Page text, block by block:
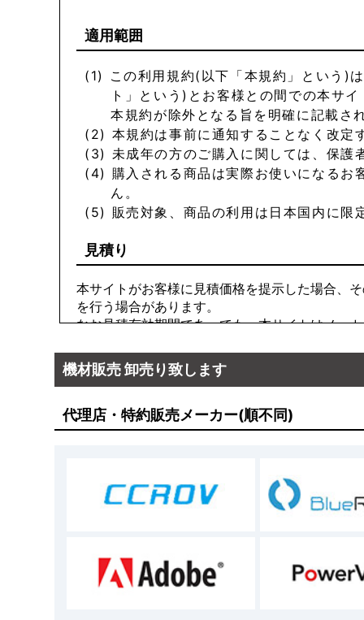
適用範囲
この利用規約(以下「本規約」という)
ト」という)とお客様との間での本サ
本規約が除外となる旨を明確に記載さ
本規約は事前に通知することなく改定
未成年の方のご購入に関しては、保護
購入される商品は実際お使いになるお
ん。
販売対象、商品の利用は日本国内に限
見積り
本サイトがお客様に見積価格を提示した場合、
を行う場合があります。
なお見積有効期間であっても、本サイトはメー
契約の成立
お客様は本サイト所定の注文方法にて
しても、本サイトはその如何なる責
ご注文された商品に関して、メーカー
売買契約成立後であっても、次の各号の場合
トはその如何なる責任も負うものではありませ
機材販売 卸売り致します
代理店・特約販売メーカー(順不同)